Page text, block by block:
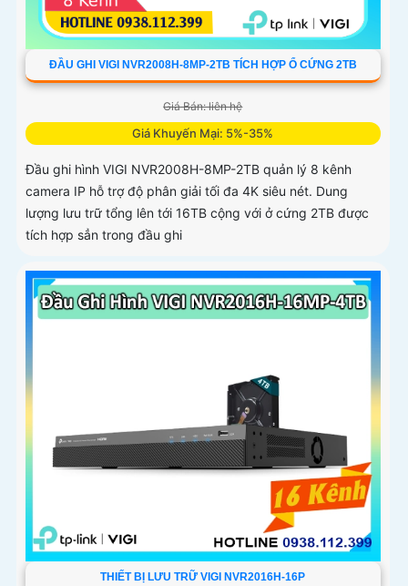
ĐẦU GHI VIGI NVR2008H-8MP-2TB TÍCH HỢP Ổ CỨNG 2TB
Giá Bán: liên hệ
Giá Khuyến Mại: 5%-35%
Đầu ghi hình VIGI NVR2008H-8MP-2TB quản lý 8 kênh
camera IP hỗ trợ độ phân giải tối đa 4K siêu nét. Dung
lượng lưu trữ tổng lên tới 16TB cộng với ở cứng 2TB được
tích hợp sẳn trong đầu ghi
THIẾT BỊ LƯU TRỮ VIGI NVR2016H-16P